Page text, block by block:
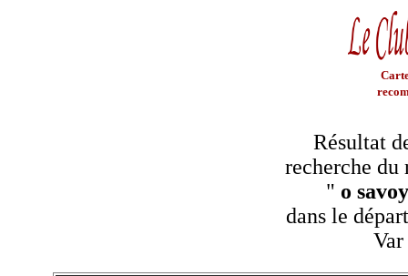
Résultat
recherche du
" o
dans le
Var